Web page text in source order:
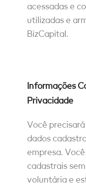
acessadas e
utilizadas e
BizCapital.
Informações
Privacidade
Você
dados
empresa.
cadastrais
voluntária e